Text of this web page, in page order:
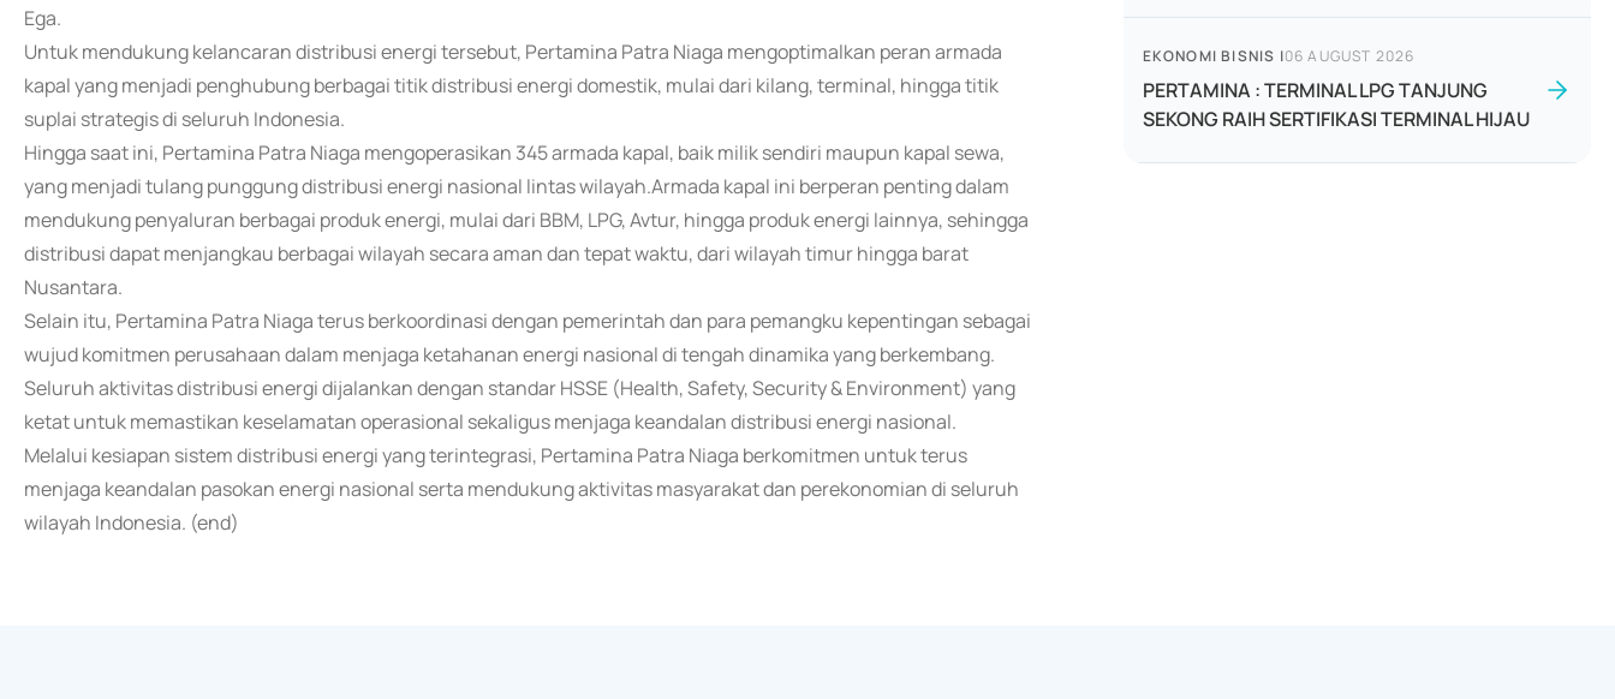
Ega.
Untuk mendukung kelancaran distribusi energi tersebut, Pertamina Patra Niaga mengoptimalkan peran armada
kapal yang menjadi penghubung berbagai titik distribusi energi domestik, mulai dari kilang, terminal, hingga titik
suplai strategis di seluruh Indonesia.
Hingga saat ini, Pertamina Patra Niaga mengoperasikan 345 armada kapal, baik milik sendiri maupun kapal sewa,
yang menjadi tulang punggung distribusi energi nasional lintas wilayah.Armada kapal ini berperan penting dalam
mendukung penyaluran berbagai produk energi, mulai dari BBM, LPG, Avtur, hingga produk energi lainnya, sehingga
distribusi dapat menjangkau berbagai wilayah secara aman dan tepat waktu, dari wilayah timur hingga barat
Nusantara.
Selain itu, Pertamina Patra Niaga terus berkoordinasi dengan pemerintah dan para pemangku kepentingan sebagai
wujud komitmen perusahaan dalam menjaga ketahanan energi nasional di tengah dinamika yang berkembang.
Seluruh aktivitas distribusi energi dijalankan dengan standar HSSE (Health, Safety, Security & Environment) yang
ketat untuk memastikan keselamatan operasional sekaligus menjaga keandalan distribusi energi nasional.
Melalui kesiapan sistem distribusi energi yang terintegrasi, Pertamina Patra Niaga berkomitmen untuk terus
menjaga keandalan pasokan energi nasional serta mendukung aktivitas masyarakat dan perekonomian di seluruh
wilayah Indonesia. (end)
EKONOMI BISNIS |06 AUGUST 2026
PERTAMINA : TERMINAL LPG TANJUNG
SEKONG RAIH SERTIFIKASI TERMINAL HIJAU